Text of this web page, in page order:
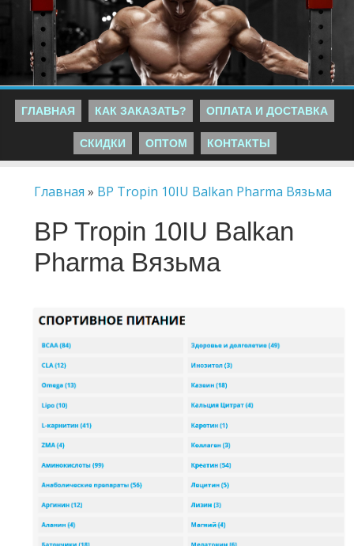
ГЛАВНАЯ КАК ЗАКАЗАТЬ? ОПЛАТА И ДОСТАВКА
СКИДКИ ОПТОМ КОНТАКТЫ
Главная » BP Tropin 10IU Balkan Pharma Вязьма
BP Tropin 10IU Balkan
Pharma Вязьма